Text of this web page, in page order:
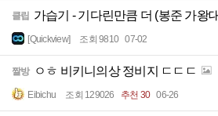
클립 가습기 - 기다린만큼 더 (봉준 가왕
[Quickview] 조회 9810 07-02
짤방 ㅇㅎ 비키니의상 정비지 ㄷㄷㄷ
Eibichu 조회 129026 추천 30 06-26